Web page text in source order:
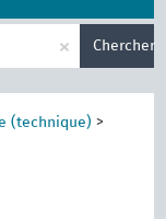
× Chercher
(technique) >